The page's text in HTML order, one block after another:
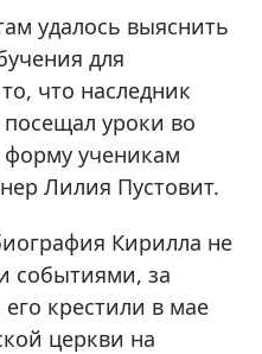
удалось выяснить
для
что наследник
уроки во
форму ученикам
Лилия Пустовит.
Кирилла не
событиями, за
крестили в мае
церкви на